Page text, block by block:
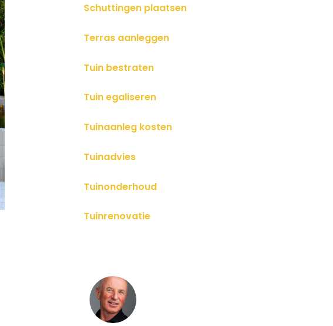
Schuttingen plaatsen
Terras aanleggen
Tuin bestraten
Tuin egaliseren
Tuinaanleg kosten
Tuinadvies
Tuinonderhoud
Tuinrenovatie